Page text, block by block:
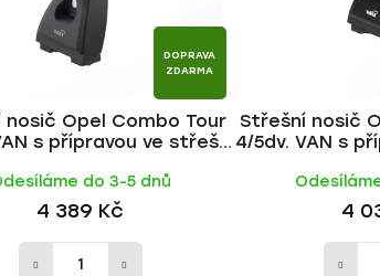
o
d
u
k
t
DOPRAVA
ZDARMA
nosič Opel Combo Tour
s přípravou ve střeše
do 3-5 dnů
4 389 Kč
Střešní nosič
4/5dv. VAN s
4